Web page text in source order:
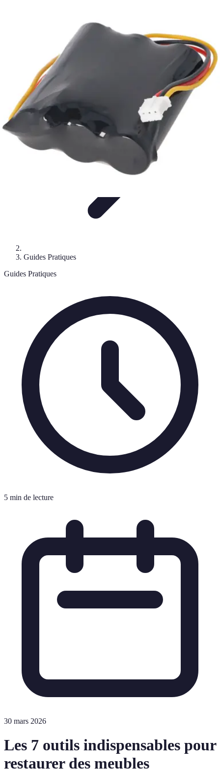
Tendances
Restauration Meubles Anciens
Guides Pratiques
Guides Pratiques
5 min de lecture
30 mars 2026
Les 7 outils indispensables pour
restaurer des meubles